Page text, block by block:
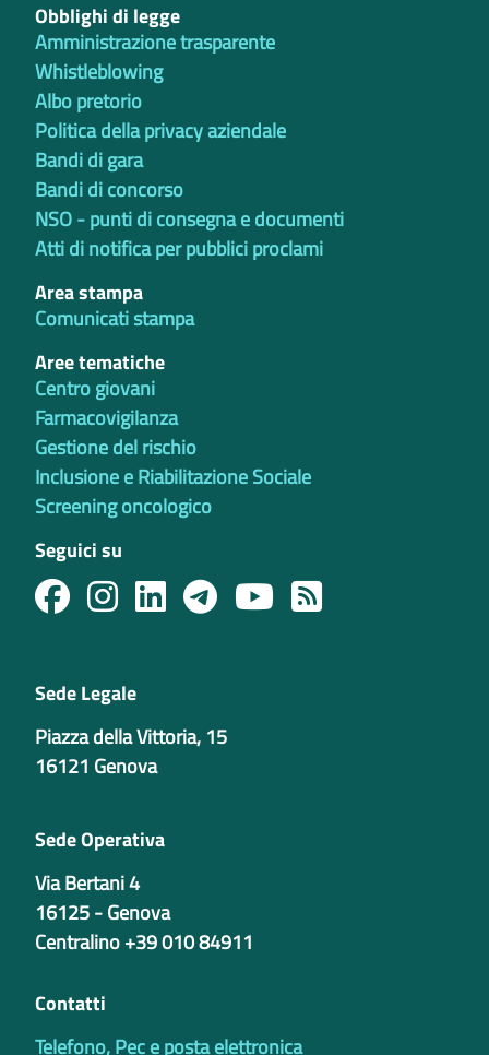
Obblighi di legge
Amministrazione trasparente
Whistleblowing
Albo pretorio
Politica della privacy aziendale
Bandi di gara
Bandi di concorso
NSO - punti di consegna e documenti
Atti di notifica per pubblici proclami
Area stampa
Comunicati stampa
Aree tematiche
Centro giovani
Farmacovigilanza
Gestione del rischio
Inclusione e Riabilitazione Sociale
Screening oncologico
Seguici su
Sede Legale
Piazza della Vittoria, 15
16121 Genova
Sede Operativa
Via Bertani 4
16125 - Genova
Centralino +39 010 84911
Contatti
Telefono, Pec e posta elettronica